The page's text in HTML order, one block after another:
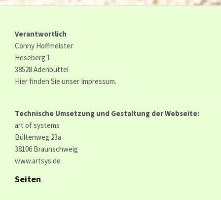
Verantwortlich
Conny Hoffmeister
Heseberg 1
38528 Adenbüttel
Hier finden Sie unser Impressum.
Technische Umsetzung und Gestaltung der Webseite:
art of systems
Bültenweg 23a
38106 Braunschweig
www.artsys.de
Seiten